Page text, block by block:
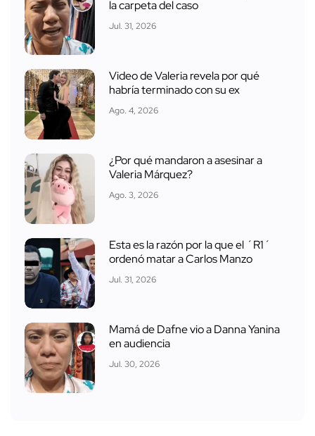
la carpeta del caso
Jul. 31, 2026
Video de Valeria revela por qué
habría terminado con su ex
Ago. 4, 2026
¿Por qué mandaron a asesinar a
Valeria Márquez?
Ago. 3, 2026
Esta es la razón por la que el ´R1´
ordenó matar a Carlos Manzo
Jul. 31, 2026
Mamá de Dafne vio a Danna Yanina
en audiencia
Jul. 30, 2026